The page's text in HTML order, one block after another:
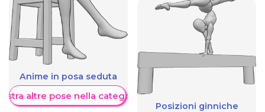
Anime in posa seduta
altre pose nella categoria
Posizioni ginniche